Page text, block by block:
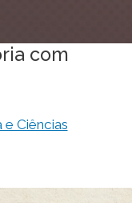
com
Ciências